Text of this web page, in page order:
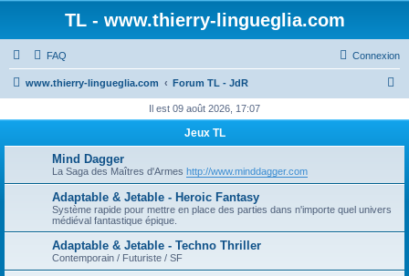
TL - www.thierry-lingueglia.com
FAQ Connexion
www.thierry-lingueglia.com Forum TL - JdR
h
h
Il est 09 août 2026, 17:07
Jeux TL
Mind Dagger
La Saga des Maîtres d'Armes http://www.minddagger.com
Adaptable & Jetable - Heroic Fantasy
Système rapide pour mettre en place des parties dans n'importe quel univers
médiéval fantastique épique.
Adaptable & Jetable - Techno Thriller
Contemporain / Futuriste / SF